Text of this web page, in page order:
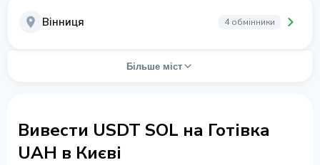
Вінниця 4 обмінники
Більше міст
Вивести USDT SOL на Готівка
UAH в Києві